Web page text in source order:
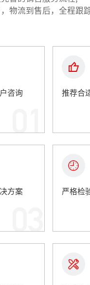
物流到售后，全程跟
咨询
01
推荐合
方案
03
严格检